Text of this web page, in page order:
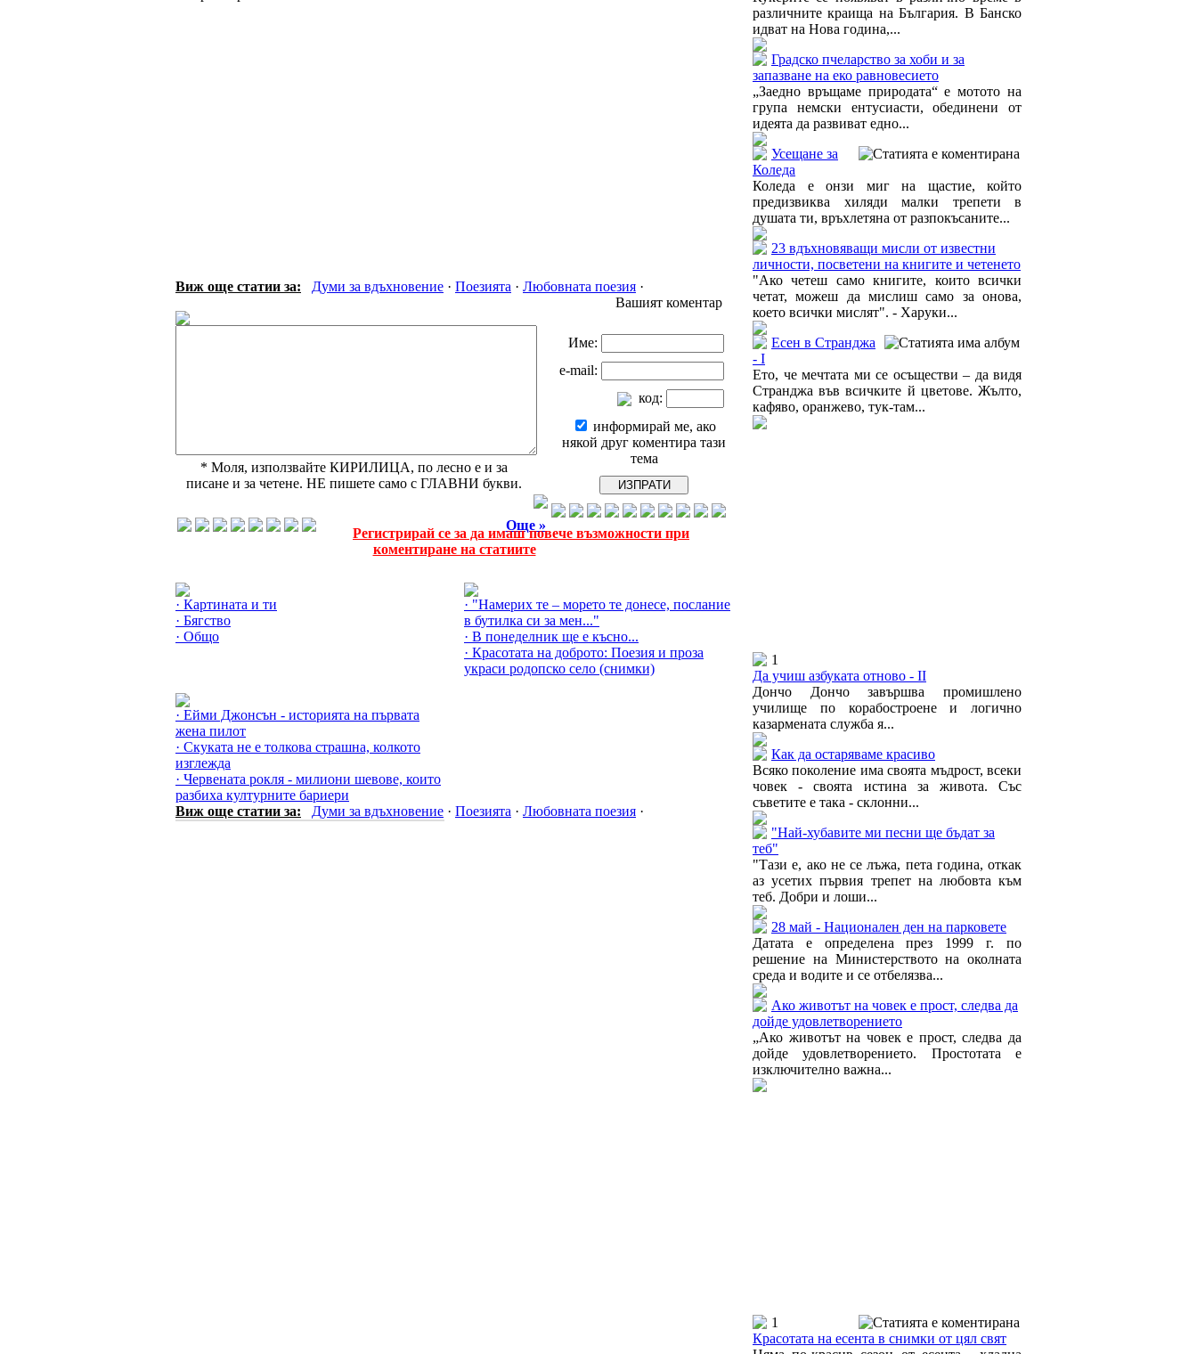
Виж още статии за: Думи за вдъхновение · Поезията · Любовната поезия ·
Вашият коментар
* Моля, използвайте КИРИЛИЦА, по лесно е и за
писане и за четене. НЕ пишете само с ГЛАВНИ букви.
Име:
e-mail:
код:
информирай ме, ако
някой друг коментира тази
тема
Още »
Регистрирай се за да имаш повече възможности при
коментиране на статиите
· Картината и ти
· Бягство
· Общо
· "Намерих те – морето те донесе, послание
в бутилка си за мен..."
· В понеделник ще е късно...
· Красотата на доброто: Поезия и проза
украси родопско село (снимки)
· Ейми Джонсън - историята на първата
жена пилот
· Скуката не е толкова страшна, колкото
изглежда
· Червената рокля - милиони шевове, които
разбиха културните бариери
Виж още статии за:
Думи за вдъхновение · Поезията · Любовната поезия ·
различните краища на България. В Банско
идват на Нова година,...
Градско пчеларство за хоби и за
запазване на еко равновесието
„Заедно връщаме природата“ е мотото на
група немски ентусиасти, обединени от
идеята да развиват едно...
Усещане за
Коледа
Коледа е онзи миг на щастие, който
предизвиква хиляди малки трепети в
душата ти, връхлетяна от разпокъсаните...
23 вдъхновяващи мисли от известни
личности, посветени на книгите и четенето
"Ако четеш само книгите, които всички
четат, можеш да мислиш само за онова,
което всички мислят". - Харуки...
Есен в Странджа
- I
Ето, че мечтата ми се осъществи – да видя
Странджа във всичките й цветове. Жълто,
кафяво, оранжево, тук-там...
1
Да учиш азбуката отново - II
Дончо Дончо завършва промишлено
училище по корабостроене и логично
казармената служба я...
Как да остаряваме красиво
Всяко поколение има своята мъдрост, всеки
човек - своята истина за живота. Със
съветите е така - склонни...
"Най-хубавите ми песни ще бъдат за
теб"
"Тази е, ако не се лъжа, пета година, откак
аз усетих първия трепет на любовта към
теб. Добри и лоши...
28 май - Национален ден на парковете
Датата е определена през 1999 г. по
решение на Министерството на околната
среда и водите и се отбелязва...
Ако животът на човек е прост, следва да
дойде удовлетворението
„Ако животът на човек е прост, следва да
дойде удовлетворението. Простотата е
изключително важна...
1
Красотата на есента в снимки от цял свят